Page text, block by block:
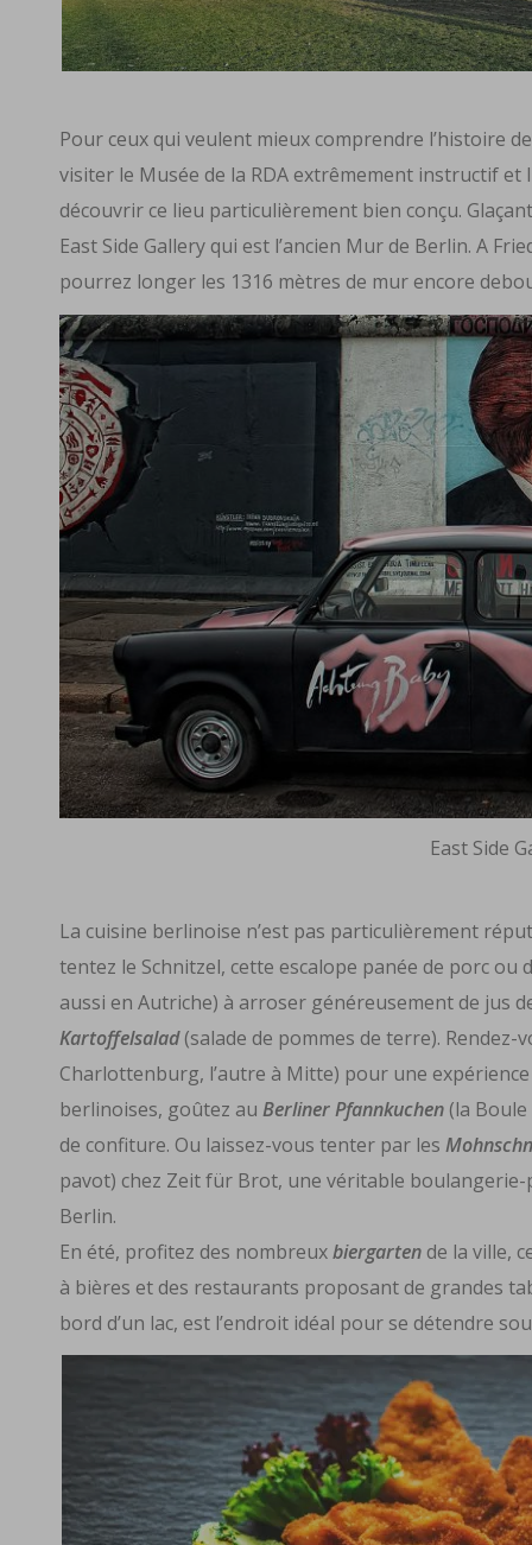
Pour ceux qui veulent mieux comprendre l’histoire
visiter le Musée de la RDA extrêmement instructif et
découvrir ce lieu particulièrement bien conçu.
East Side Gallery qui est l’ancien Mur de Berlin. A
pourrez longer les 1316 mètres de mur encore
East Side
La cuisine berlinoise n’est pas particulièrement
tentez le Schnitzel, cette escalope panée de porc ou
aussi en Autriche) à arroser généreusement de jus
Kartoffelsalad(salade de pommes de terre). Rendez-
Charlottenburg, l’autre à Mitte) pour une
berlinoises, goûtez auBerliner Pfannkuchen (la
de confiture. Ou laissez-vous tenter par les
pavot) chez Zeit für Brot, une véritable
Berlin.
En été, profitez des nombreuxbiergarten de la ville,
à bières et des restaurants proposant de grandes
bord d’un lac, est l’endroit idéal pour se détendre